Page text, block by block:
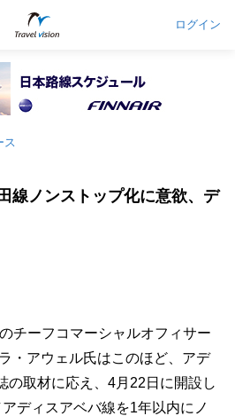
ログイン
ス
線ノンストップ化に意欲、デ
チーフコマーシャルオフィサー
・アウェル氏はこのほど、アデ
の取材に応え、4月22日に開設し
ディスアベバ線を1年以内にノ